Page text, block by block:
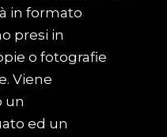
in formato
presi in
o fotografie
Viene
un
ed un